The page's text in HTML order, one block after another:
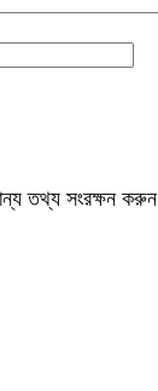
তথ্য সংরক্ষন করুন